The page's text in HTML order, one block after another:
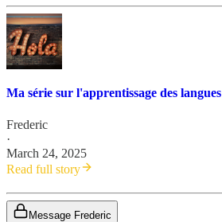
Ma série sur l'apprentissage des langues
Frederic
·
March 24, 2025
Read full story
Message Frederic